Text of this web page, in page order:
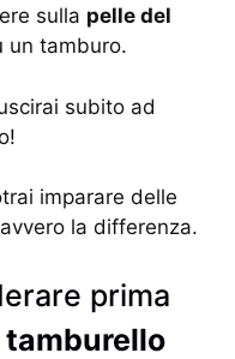
sulla pelle del
un tamburo.
subito ad
imparare delle
la differenza.
prima
tamburello